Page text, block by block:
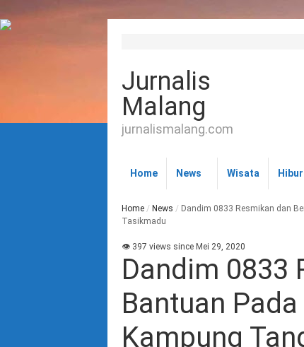
Jurnalis
Malang
jurnalismalang.com
Home News Wisata
Home / News / Dandim 0833 Resmikan dan
Tasikmadu
👁 397 views since Mei 29, 2020
Dandim 0833
Bantuan
Kampung